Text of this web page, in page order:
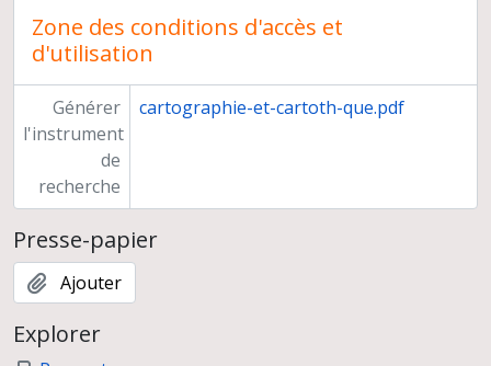
Zone des conditions d'accès et
d'utilisation
Générer
l'instrument
de
recherche
cartographie-et-cartoth-que.pdf
Presse-papier
Ajouter
Explorer